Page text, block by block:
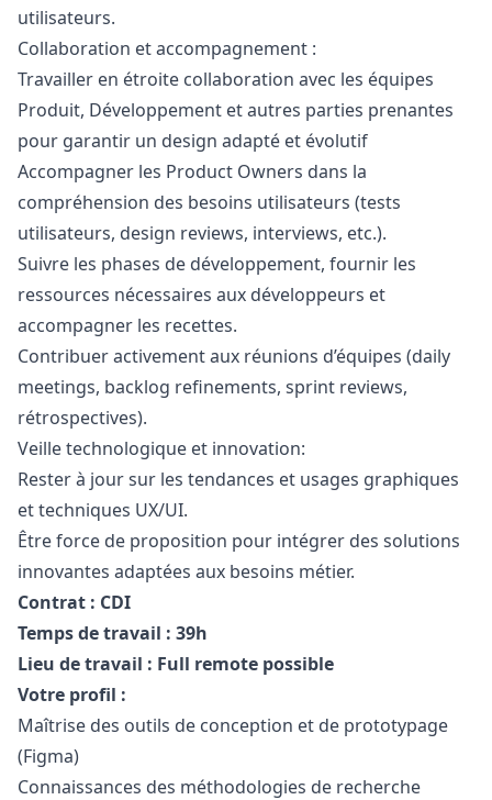
utilisateurs.
Collaboration et accompagnement :
Travailler en étroite collaboration avec les équipes
Produit, Développement et autres parties prenantes
pour garantir un design adapté et évolutif
Accompagner les Product Owners dans la
compréhension des besoins utilisateurs (tests
utilisateurs, design reviews, interviews, etc.).
Suivre les phases de développement, fournir les
ressources nécessaires aux développeurs et
accompagner les recettes.
Contribuer activement aux réunions d’équipes (daily
meetings, backlog refinements, sprint reviews,
rétrospectives).
Veille technologique et innovation:
Rester à jour sur les tendances et usages graphiques
et techniques UX/UI.
Être force de proposition pour intégrer des solutions
innovantes adaptées aux besoins métier.
Contrat : CDI
Temps de travail : 39h
Lieu de travail : Full remote possible
Votre profil :
Maîtrise des outils de conception et de prototypage
(Figma)
Connaissances des méthodologies de recherche